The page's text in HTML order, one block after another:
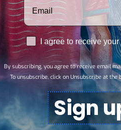
RGPDI agree to receive
By subscribing, you agree to receive email
To unsubscribe, click on Unsubscribe at
Sign